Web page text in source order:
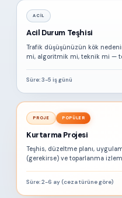
ACIL
Acil Durum Teşhisi
Trafik düşüşünüzün kök
mi, algoritmik mi, teknik mi —
Süre: 3-5 iş günü
PROJE POPÜLER
Kurtarma Projesi
Teşhis, düzeltme planı,
(gerekirse) ve toparlanma
Süre: 2-6 ay (ceza türüne göre)